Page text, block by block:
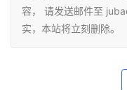
容， 请发送邮件至
实，本站将立刻删除。